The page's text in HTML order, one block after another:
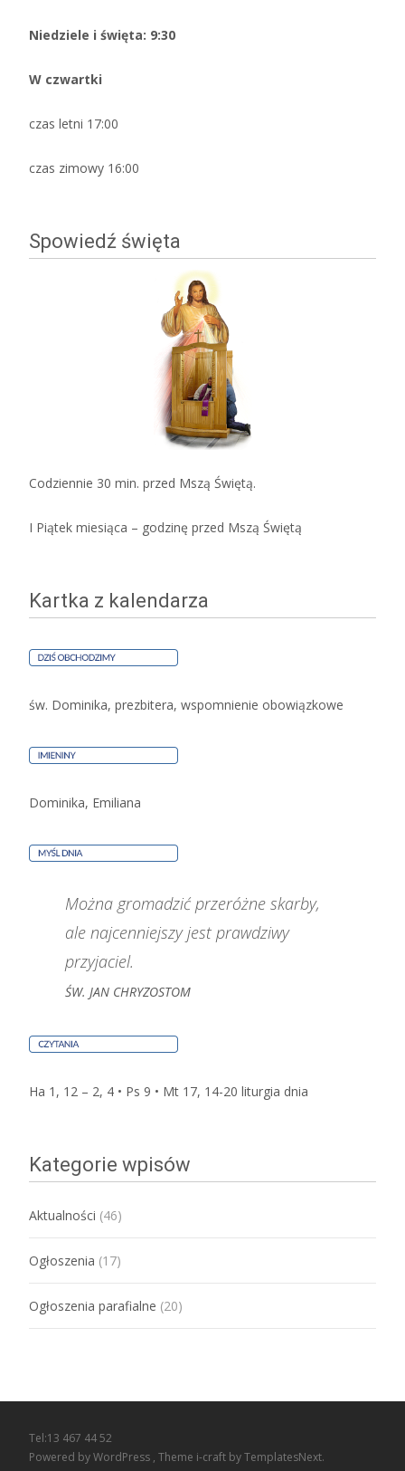
Niedziele i święta: 9:30
W czwartki
czas letni 17:00
czas zimowy 16:00
Spowiedź święta
Codziennie 30 min. przed Mszą Świętą.
I Piątek miesiąca – godzinę przed Mszą Świętą
Kartka z kalendarza
św. Dominika, prezbitera, wspomnienie obowiązkowe
Dominika, Emiliana
Można gromadzić przeróżne skarby,
ale najcenniejszy jest prawdziwy
przyjaciel.
ŚW. JAN CHRYZOSTOM
Ha 1, 12 – 2, 4 • Ps 9 • Mt 17, 14-20 liturgia dnia
Kategorie wpisów
Aktualności (46)
Ogłoszenia (17)
Ogłoszenia parafialne (20)
Tel:13 467 44 52
Powered by WordPress , Theme i-craft by TemplatesNext.